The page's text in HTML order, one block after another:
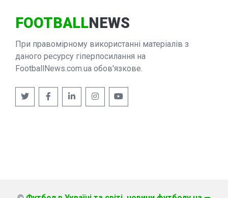
FOOTBALLNEWS
При правомірному використанні матеріалів з
даного ресурсу гіперпосилання на
FootballNews.com.ua обов'язкове.